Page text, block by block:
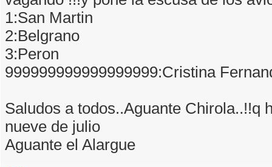
1:San Martin
2:Belgrano
3:Peron
999999999999999999:Cristina
Saludos a todos..Aguante Chirola..!!q
nueve de julio
Aguante el Alargue